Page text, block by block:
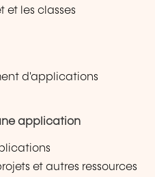
et les classes
d'applications
application
et autres ressources